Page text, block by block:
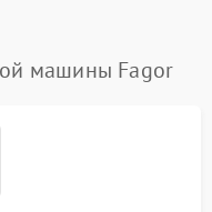
Подробнее →
машины Fagor